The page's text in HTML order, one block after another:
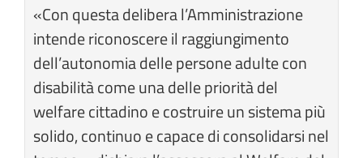
«Con questa delibera l’Amministrazione
intende riconoscere il raggiungimento
dell’autonomia delle persone adulte con
disabilità come una delle priorità del
welfare cittadino e costruire un sistema più
solido, continuo e capace di consolidarsi nel